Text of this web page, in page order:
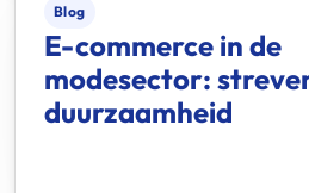
Blog
E-commerce in de
modesector:
duurzaamheid